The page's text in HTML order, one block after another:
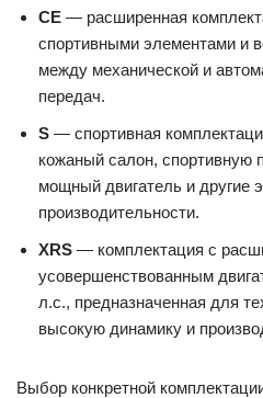
CE — расширенная
спортивными элементами и
между механической и
передач.
S — спортивная
кожаный салон, спортивную
мощный двигатель и другие
производительности.
XRS — комплектация с
усовершенствованным
л.с., предназначенная для
высокую динамику и
Выбор конкретной